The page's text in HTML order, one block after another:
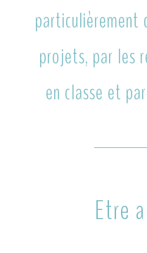
particulièrement
projets, par les
en classe et
Etre